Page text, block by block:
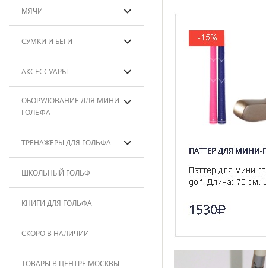
МЯЧИ
СУМКИ И БЕГИ
АКСЕССУАРЫ
ОБОРУДОВАНИЕ ДЛЯ МИНИ-
ГОЛЬФА
ТРЕНАЖЕРЫ ДЛЯ ГОЛЬФА
ШКОЛЬНЫЙ ГОЛЬФ
КНИГИ ДЛЯ ГОЛЬФА
СКОРО В НАЛИЧИИ
ТОВАРЫ В ЦЕНТРЕ МОСКВЫ